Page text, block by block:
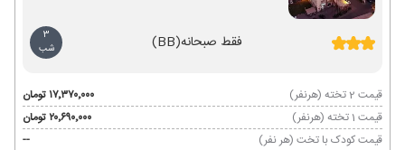
فقط صبحانه(BB)
3
شب
قیمت 2 تخته (هرنفر)
۱۷٬۳۷۰٬۰۰۰ تومان
قیمت 1 تخته (هرنفر)
۲۰٬۶۹۰٬۰۰۰ تومان
قیمت کودک با تخت (هر نفر)
--